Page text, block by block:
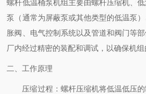
螺杆低温桶泵机组主要由螺杆压缩机、低
泵（通常为屏蔽泵或其他类型的低温泵
胀阀、电气控制系统以及管道和阀门等
厂内经过精密的装配和调试，以确保机组
二、工作原理
压缩过程 ：螺杆压缩机将低温低压